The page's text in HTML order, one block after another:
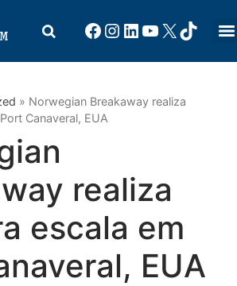
» Norwegian Breakaway realiza
Canaveral, EUA
realiza
escala em
EUA